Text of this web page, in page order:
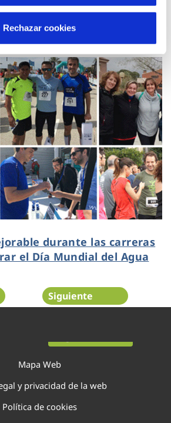
Rechazar cookies
para pagar el recibo del
durante las carreras
el Día Mundial del Agua
Siguiente
Mapa Web
y privacidad de la web
Política de cookies